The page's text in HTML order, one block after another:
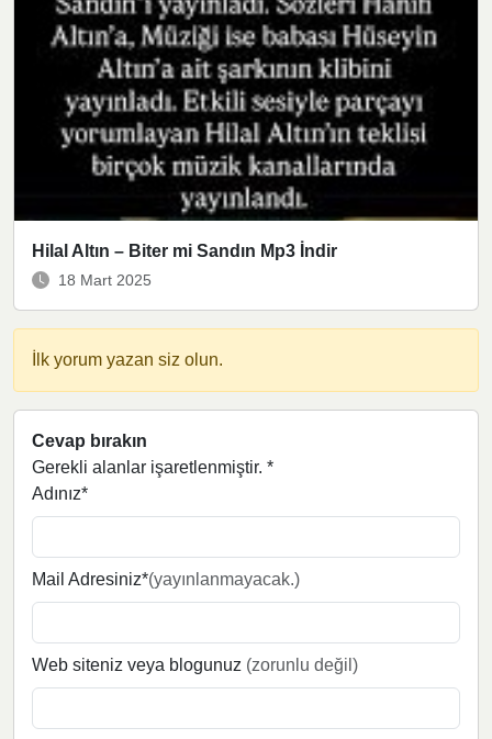
Hilal Altın – Biter mi Sandın Mp3 İndir
18 Mart 2025
İlk yorum yazan siz olun.
Cevap bırakın
Gerekli alanlar işaretlenmiştir. *
Adınız*
Mail Adresiniz*(yayınlanmayacak.)
Web siteniz veya blogunuz (zorunlu değil)